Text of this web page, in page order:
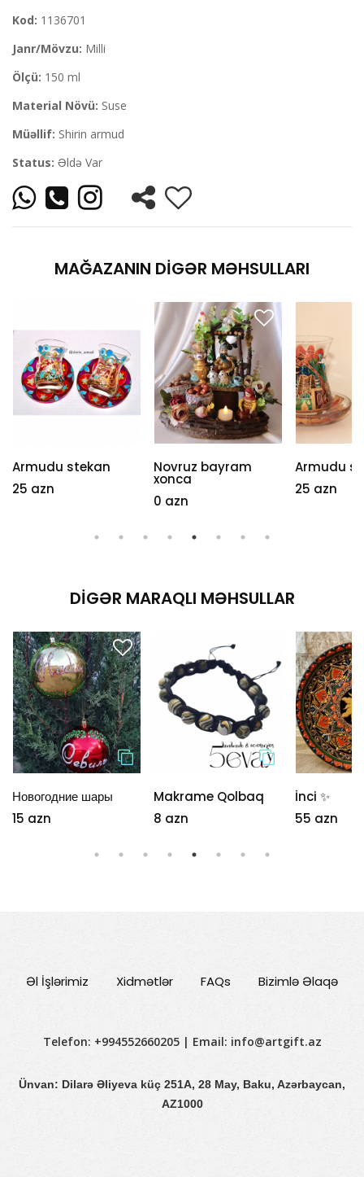
Kod: 1136701
Janr/Mövzu: Milli
Ölçü: 150 ml
Material Növü: Suse
Müəllif: Shirin armud
Status: Əldə Var
MAĞAZANIN DIGƏR MƏHSULLARI
Armudu stekan
25 azn
Novruz bayram
xonca
0 azn
Armudu
25 azn
DIGƏR MARAQLI MƏHSULLAR
Новогодние шары
15 azn
Makrame Qolbaq
8 azn
İnci ✨
55 azn
Əl İşlərimiz Xidmətlər FAQs Bizimlə Əlaqə
Telefon: +994552660205 | Email: info@artgift.az
Ünvan: Dilarə Əliyeva küç 251A, 28 May, Baku, Azərbaycan,
AZ1000